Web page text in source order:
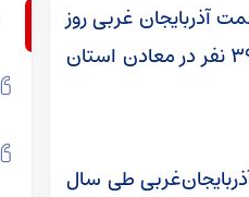
آذربایجان غربی روز
دوشنبه در گفت و گویی افزود: این میزان سرمایه گذاری منجر به اشتغال ۳۹۳ نفر در معادن استان
طی سال